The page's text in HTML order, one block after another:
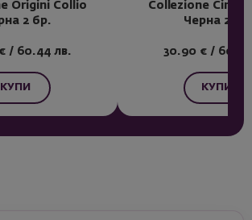
Origini Collio
2 бр.
/ 60.44 лв.
КУПИ
Collezione
Черна 2 бр.
30.90 € /
КУПИ